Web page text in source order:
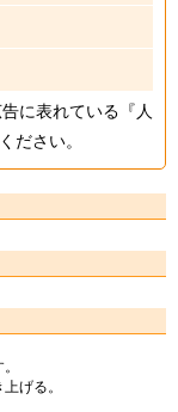
に表れている『人
ださい。
げる。